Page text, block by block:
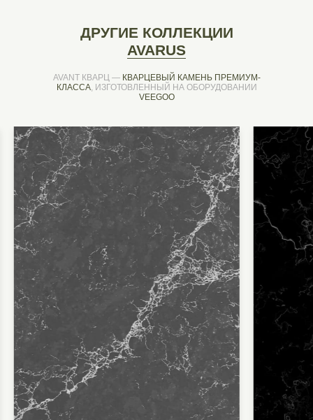
ДРУГИЕ КОЛЛЕКЦИИ
AVARUS
AVANT КВАРЦ — КВАРЦЕВЫЙ КАМЕНЬ ПРЕМИУМ-
КЛАССА, ИЗГОТОВЛЕННЫЙ НА ОБОРУДОВАНИИ
VEEGOO